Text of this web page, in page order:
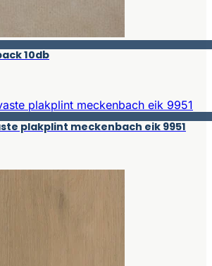
10db
plakplint meckenbach eik 9951